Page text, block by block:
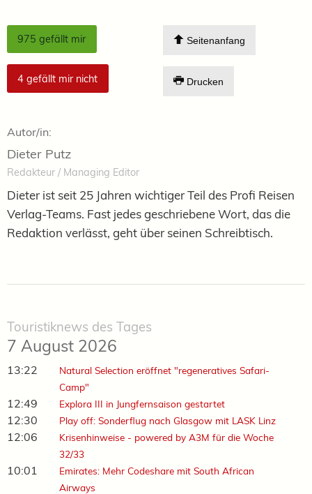
975 gefällt mir
4 gefällt mir nicht
Seitenanfang
Drucken
Autor/in:
Dieter Putz
Redakteur / Managing Editor
Dieter ist seit 25 Jahren wichtiger Teil des Profi Reisen
Verlag-Teams. Fast jedes geschriebene Wort, das die
Redaktion verlässt, geht über seinen Schreibtisch.
Touristiknews des Tages
7 August 2026
13:22
Natural Selection eröffnet "regeneratives Safari-
Camp"
12:49 Explora III in Jungfernsaison gestartet
12:30 Play off: Sonderflug nach Glasgow mit LASK Linz
12:06
Krisenhinweise - powered by A3M für die Woche
32/33
10:01
Emirates: Mehr Codeshare mit South African
Airways